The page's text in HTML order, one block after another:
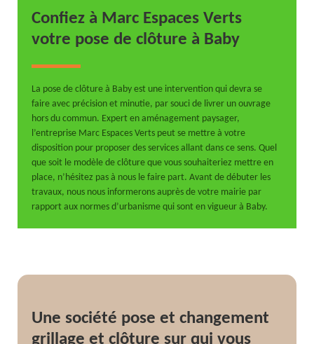
Confiez à Marc Espaces Verts
votre pose de clôture à Baby
La pose de clôture à Baby est une intervention qui devra se
faire avec précision et minutie, par souci de livrer un ouvrage
hors du commun. Expert en aménagement paysager,
l’entreprise Marc Espaces Verts peut se mettre à votre
disposition pour proposer des services allant dans ce sens. Quel
que soit le modèle de clôture que vous souhaiteriez mettre en
place, n’hésitez pas à nous le faire part. Avant de débuter les
travaux, nous nous informerons auprès de votre mairie par
rapport aux normes d’urbanisme qui sont en vigueur à Baby.
Une société pose et changement
grillage et clôture sur qui vous